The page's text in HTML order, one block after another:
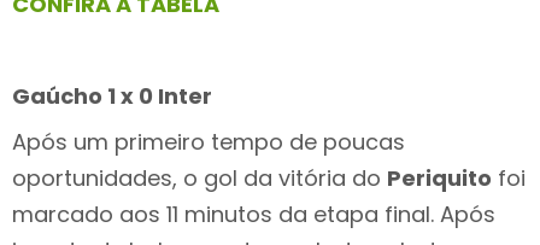
Gaúcho 1 x 0 Inter
Após um primeiro tempo de poucas
oportunidades, o gol da vitória do Periquito foi
marcado aos 11 minutos da etapa final. Após